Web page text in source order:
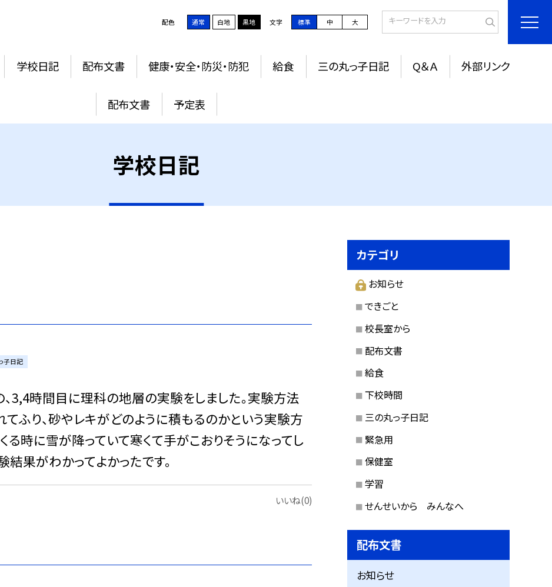
配色 通常 白地 黒地 文字 標準 中 大
学校日記 配布文書 健康・安全・防災・防犯 給食 三の丸っ子日記 Q＆Ａ 外部リンク
配布文書 予定表
学校日記
子日記
、3,4時間目に理科の地層の実験をしました。実験方法
ふり、砂やレキがどのように積もるのかという実験方
時に雪が降っていて寒くて手がこおりそうになってし
結果がわかってよかったです。
いいね(0)
カテゴリ
お知らせ
できごと
校長室から
配布文書
給食
下校時間
三の丸っ子日記
緊急用
保健室
学習
せんせいから みんなへ
配布文書
お知らせ